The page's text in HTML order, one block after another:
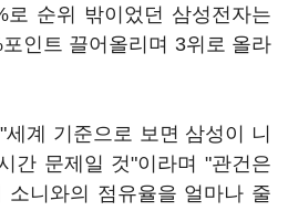
로 순위 밖이었던 삼성전자는
인트 끌어올리며 3위로 올라
계 기준으로 보면 삼성이 니
간 문제일 것"이라며 "관건은
소니와의 점유율을 얼마나 줄